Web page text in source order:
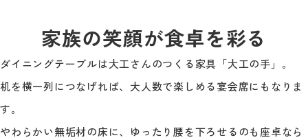
家族の笑顔が食卓を彩る
ダイニングテーブルは大工さんのつくる家具「大工の手」。
机を横一列につなげれば、大人数で楽しめる宴会席にもなりま
す。
やわらかい無垢材の床に、ゆったり腰を下ろせるのも座卓なら